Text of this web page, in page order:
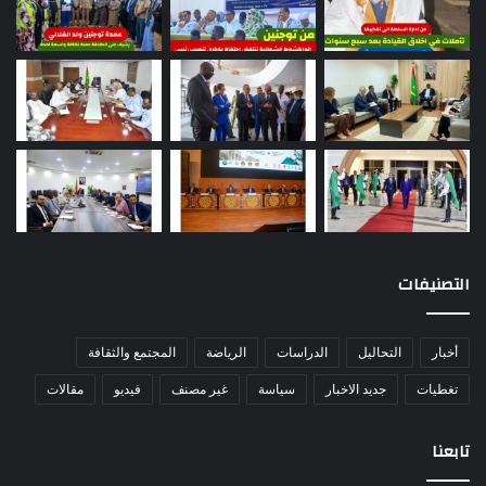
التصنيفات
أخبار التحاليل الدراسات الرياضة المجتمع والثقافة
تغطيات جديد الاخبار سياسة غير مصنف فيديو مقالات
تابعنا